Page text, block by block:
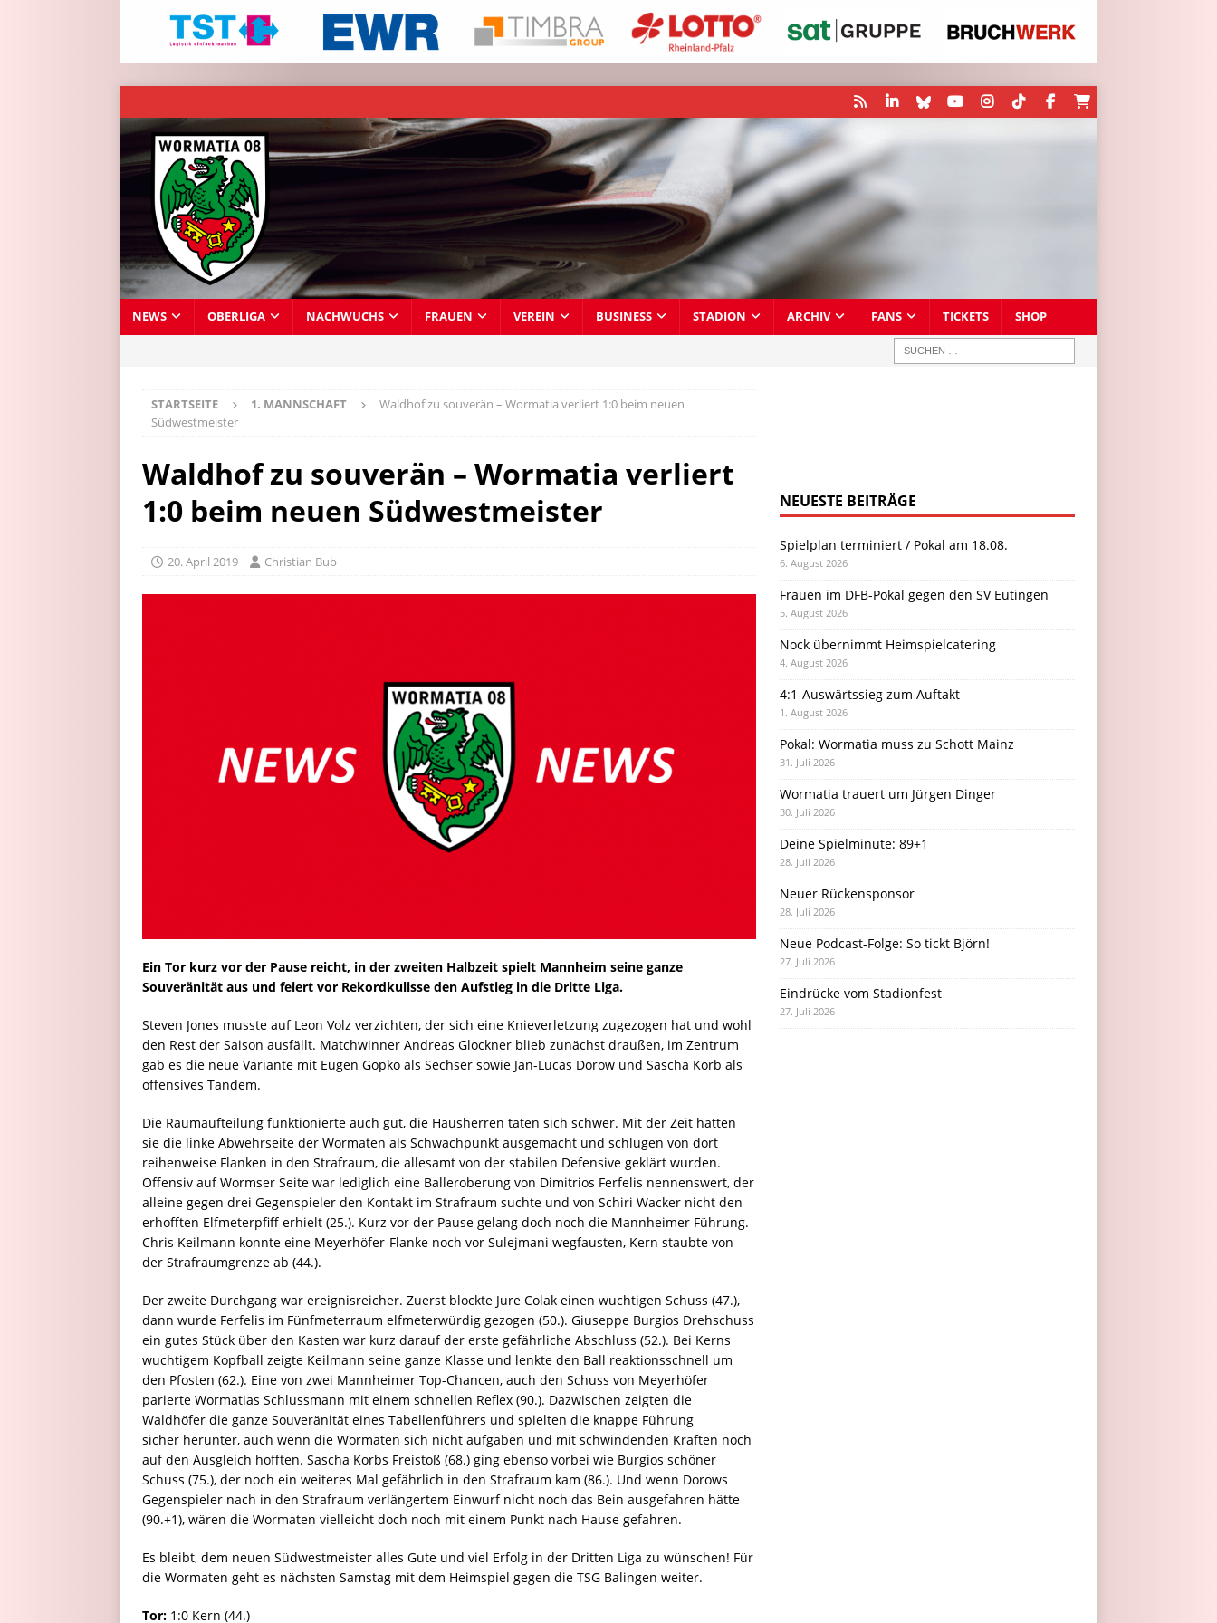
NEWS OBERLIGA NACHWUCHS FRAUEN VEREIN BUSINESS STADION ARCHIV FANS TICKETS SHOP
STARTSEITE 1. MANNSCHAFT
Waldhof zu souverän – Wormatia verliert 1:0 beim neuen
Südwestmeister
Waldhof zu souverän – Wormatia verliert
1:0 beim neuen Südwestmeister
20. April 2019 Christian Bub
Ein Tor kurz vor der Pause reicht, in der zweiten Halbzeit spielt Mannheim seine ganze
Souveränität aus und feiert vor Rekordkulisse den Aufstieg in die Dritte Liga.
Steven Jones musste auf Leon Volz verzichten, der sich eine Knieverletzung zugezogen hat und wohl
den Rest der Saison ausfällt. Matchwinner Andreas Glockner blieb zunächst draußen, im Zentrum
gab es die neue Variante mit Eugen Gopko als Sechser sowie Jan-Lucas Dorow und Sascha Korb als
offensives Tandem.
Die Raumaufteilung funktionierte auch gut, die Hausherren taten sich schwer. Mit der Zeit hatten
sie die linke Abwehrseite der Wormaten als Schwachpunkt ausgemacht und schlugen von dort
reihenweise Flanken in den Strafraum, die allesamt von der stabilen Defensive geklärt wurden.
Offensiv auf Wormser Seite war lediglich eine Balleroberung von Dimitrios Ferfelis nennenswert, der
alleine gegen drei Gegenspieler den Kontakt im Strafraum suchte und von Schiri Wacker nicht den
erhofften Elfmeterpfiff erhielt (25.). Kurz vor der Pause gelang doch noch die Mannheimer Führung.
Chris Keilmann konnte eine Meyerhöfer-Flanke noch vor Sulejmani wegfausten, Kern staubte von
der Strafraumgrenze ab (44.).
Der zweite Durchgang war ereignisreicher. Zuerst blockte Jure Colak einen wuchtigen Schuss (47.),
dann wurde Ferfelis im Fünfmeterraum elfmeterwürdig gezogen (50.). Giuseppe Burgios Drehschuss
ein gutes Stück über den Kasten war kurz darauf der erste gefährliche Abschluss (52.). Bei Kerns
wuchtigem Kopfball zeigte Keilmann seine ganze Klasse und lenkte den Ball reaktionsschnell um
den Pfosten (62.). Eine von zwei Mannheimer Top-Chancen, auch den Schuss von Meyerhöfer
parierte Wormatias Schlussmann mit einem schnellen Reflex (90.). Dazwischen zeigten die
Waldhöfer die ganze Souveränität eines Tabellenführers und spielten die knappe Führung
sicher herunter, auch wenn die Wormaten sich nicht aufgaben und mit schwindenden Kräften noch
auf den Ausgleich hofften. Sascha Korbs Freistoß (68.) ging ebenso vorbei wie Burgios schöner
Schuss (75.), der noch ein weiteres Mal gefährlich in den Strafraum kam (86.). Und wenn Dorows
Gegenspieler nach in den Strafraum verlängertem Einwurf nicht noch das Bein ausgefahren hätte
(90.+1), wären die Wormaten vielleicht doch noch mit einem Punkt nach Hause gefahren.
Es bleibt, dem neuen Südwestmeister alles Gute und viel Erfolg in der Dritten Liga zu wünschen! Für
die Wormaten geht es nächsten Samstag mit dem Heimspiel gegen die TSG Balingen weiter.
Tor: 1:0 Kern (44.)
NEUESTE BEITRÄGE
Spielplan terminiert / Pokal am 18.08.
6. August 2026
Frauen im DFB-Pokal gegen den SV Eutingen
5. August 2026
Nock übernimmt Heimspielcatering
4. August 2026
4:1-Auswärtssieg zum Auftakt
1. August 2026
Pokal: Wormatia muss zu Schott Mainz
31. Juli 2026
Wormatia trauert um Jürgen Dinger
30. Juli 2026
Deine Spielminute: 89+1
28. Juli 2026
Neuer Rückensponsor
28. Juli 2026
Neue Podcast-Folge: So tickt Björn!
27. Juli 2026
Eindrücke vom Stadionfest
27. Juli 2026